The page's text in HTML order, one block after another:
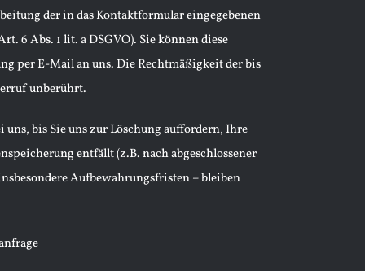
der in das Kontaktformular eingegebenen
6 Abs. 1 lit. a DSGVO). Sie können diese
per E-Mail an uns. Die Rechtmäßigkeit der bis
unberührt.
bis Sie uns zur Löschung auffordern, Ihre
entfällt (z.B. nach abgeschlossener
Aufbewahrungsfristen – bleiben